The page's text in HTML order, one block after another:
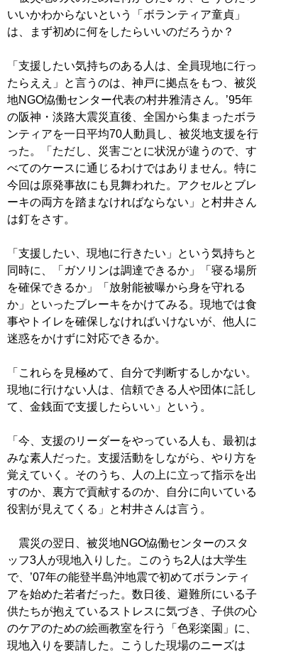
いいかわからないという「ボランティア童貞」
は、まず初めに何をしたらいいのだろうか？
「支援したい気持ちのある人は、全員現地に行っ
たらええ」と言うのは、神戸に拠点をもつ、被災
地NGO恊働センター代表の村井雅清さん。’95年
の阪神・淡路大震災直後、全国から集まったボラ
ンティアを一日平均70人動員し、被災地支援を行
った。「ただし、災害ごとに状況が違うので、す
べてのケースに通じるわけではありません。特に
今回は原発事故にも見舞われた。アクセルとブレ
ーキの両方を踏まなければならない」と村井さん
は釘をさす。
「支援したい、現地に行きたい」という気持ちと
同時に、「ガソリンは調達できるか」「寝る場所
を確保できるか」「放射能被曝から身を守れる
か」といったブレーキをかけてみる。現地では食
事やトイレを確保しなければいけないが、他人に
迷惑をかけずに対応できるか。
「これらを見極めて、自分で判断するしかない。
現地に行けない人は、信頼できる人や団体に託し
て、金銭面で支援したらいい」という。
「今、支援のリーダーをやっている人も、最初は
みな素人だった。支援活動をしながら、やり方を
覚えていく。そのうち、人の上に立って指示を出
すのか、裏方で貢献するのか、自分に向いている
役割が見えてくる」と村井さんは言う。
震災の翌日、被災地NGO恊働センターのスタ
ッフ3人が現地入りした。このうち2人は大学生
で、’07年の能登半島沖地震で初めてボランティ
アを始めた若者だった。数日後、避難所にいる子
供たちが抱えているストレスに気づき、子供の心
のケアのための絵画教室を行う「色彩楽園」に、
現地入りを要請した。こうした現場のニーズは